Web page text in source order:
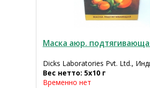
Маска аюр.
Dicks Laboratories Pvt. Ltd.,
Вес нетто: 5х10 г
Временно нет